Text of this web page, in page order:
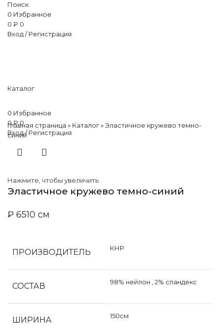
Поиск
0 Избранное
0 ₽ 0
Вход / Регистрация
Каталог
0 Избранное
0₽0
Вход / Регистрация
Главная страница » Каталог»Эластичное кружево темно-
синий
Нажмите, чтобы увеличить
Эластичное кружево темно-синий
₽ 6510 см
ПРОИЗВОДИТЕЛЬ КНР
СОСТАВ 98% нейлон 2% спандекс
ШИРИНА 150см